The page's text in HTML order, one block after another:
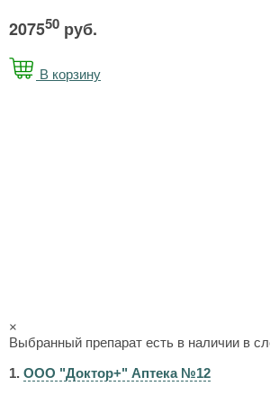
207550 руб.
В корзину
×
Выбранный препарат есть в наличии в
1. ООО "Доктор+" Аптека №12